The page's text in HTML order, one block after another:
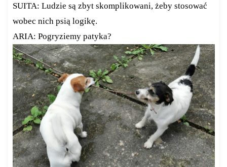
SUITA: Ludzie są zbyt skomplikowani, żeby stosować
wobec nich psią logikę.
ARIA: Pogryziemy patyka?